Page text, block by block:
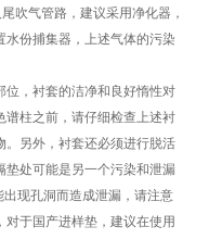
吹气管路，建议采用净化器，
水份捕集器，上述气体的污染
，衬套的洁净和良好惰性对
谱柱之前，请仔细检查上述衬
。另外，衬套还必须进行脱活
垫处可能是另一个污染和泄漏
现孔洞而造成泄漏，请注意
于国产进样垫，建议在使用